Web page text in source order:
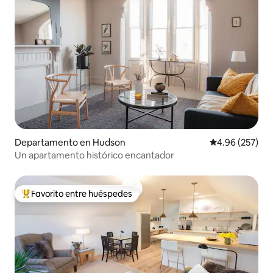
Departamento en Hudson Calificación
4.96 (257)
Un apartamento histórico encantador
De los mejores en Favorito entre huéspedes
Favorito entre huéspedes